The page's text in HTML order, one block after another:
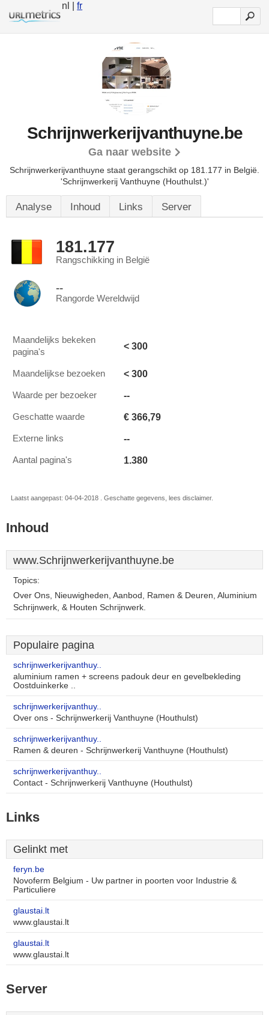
nl |fr
Schrijnwerkerijvanthuyne.be
Ga naar website
Schrijnwerkerijvanthuyne staat gerangschikt op 181.177 in België.
'Schrijnwerkerij Vanthuyne (Houthulst.)'
Analyse Inhoud Links Server
181.177
Rangschikking in België
--
Rangorde Wereldwijd
Maandelijks bekeken
pagina's
< 300
Maandelijkse bezoeken < 300
Waarde per bezoeker --
Geschatte waarde € 366,79
Externe links --
Aantal pagina's 1.380
Laatst aangepast: 04-04-2018 . Geschatte gegevens, lees disclaimer.
Inhoud
www.Schrijnwerkerijvanthuyne.be
Topics:
Over Ons, Nieuwigheden, Aanbod, Ramen & Deuren, Aluminium
Schrijnwerk, & Houten Schrijnwerk.
Populaire pagina
schrijnwerkerijvanthuy..
aluminium ramen + screens padouk deur en gevelbekleding
Oostduinkerke ..
schrijnwerkerijvanthuy..
Over ons - Schrijnwerkerij Vanthuyne (Houthulst)
schrijnwerkerijvanthuy..
Ramen & deuren - Schrijnwerkerij Vanthuyne (Houthulst)
schrijnwerkerijvanthuy..
Contact - Schrijnwerkerij Vanthuyne (Houthulst)
Links
Gelinkt met
feryn.be
Novoferm Belgium - Uw partner in poorten voor Industrie &
Particuliere
glaustai.lt
www.glaustai.lt
glaustai.lt
www.glaustai.lt
Server